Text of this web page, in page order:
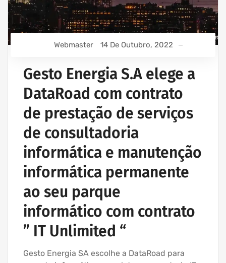
Webmaster 14 De Outubro, 2022
Gesto Energia S.A elege a
DataRoad com contrato
de prestação de serviços
de consultadoria
informática e manutenção
informática permanente
ao seu parque
informático com contrato
” IT Unlimited “
Gesto Energia SA escolhe a DataRoad para